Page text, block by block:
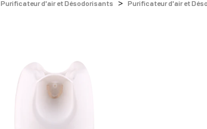
Purificateur d'air et Désodorisants Purificateur d'air et